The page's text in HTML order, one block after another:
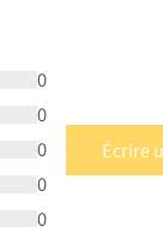
0
0
0
0
0
Écrire